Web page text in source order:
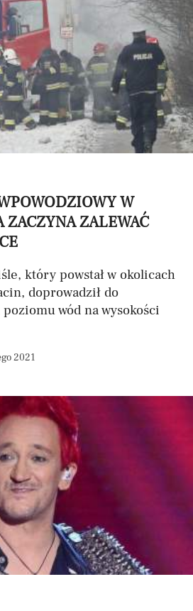
W
ZACZYNA ZALEWAĆ
który powstał w okolicach
doprowadził do
wód na wysokości
2021